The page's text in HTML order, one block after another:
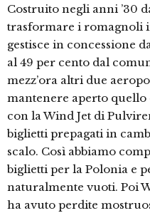
Costruito negli anni ’30
trasformare i romagnoli
gestisce in concessione
al 49 per cento dal
mezz’ora altri due
mantenere aperto
con la Wind Jet di
biglietti prepagati in
scalo. Così abbiamo
biglietti per la Polonia e
naturalmente vuoti. Poi
ha avuto perdite